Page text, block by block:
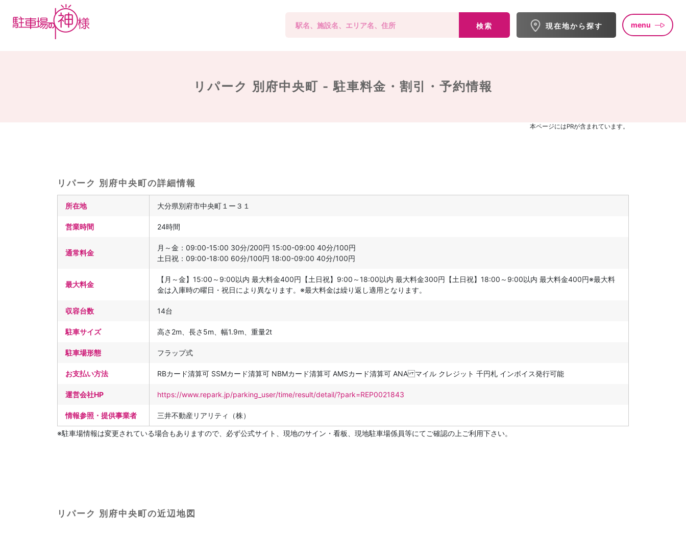
検索 現在地から探す menu
リパーク 別府中央町 -駐車料金・割引・予約情報
本ページにはPRが含まれています。
リパーク 別府中央町の詳細情報
所在地 大分県別府市中央町１ー３１
営業時間 24時間
通常料金
月～金：09:00-15:00 30分/200円 15:00-09:00 40分/100円
土日祝：09:00-18:00 60分/100円 18:00-09:00 40分/100円
最大料金
【月～金】15:00～9:00以内 最大料金400円【土日祝】9:00～18:00以内 最大料金300円【土日祝】18:00～9:00以内 最大料金400円※最大料
金は入庫時の曜日・祝日により異なります。※最大料金は繰り返し適用となります。
収容台数 14台
駐車サイズ 高さ2m、長さ5m、幅1.9m、重量2t
駐車場形態 フラップ式
お支払い方法 RBカード清算可 SSMカード清算可 NBMカード清算可 AMSカード清算可 ANA マイル クレジット 千円札 インボイス発行可能
運営会社HP https://www.repark.jp/parking_user/time/result/detail/?park=REP0021843
情報参照・提供事業者 三井不動産リアリティ（株）
※駐車場情報は変更されている場合もありますので、必ず公式サイト、現地のサイン・看板、現地駐車場係員等にてご確認の上ご利用下さい。
リパーク 別府中央町の近辺地図